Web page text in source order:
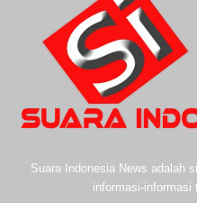
Suara Indonesia News adalah
informasi-informasi